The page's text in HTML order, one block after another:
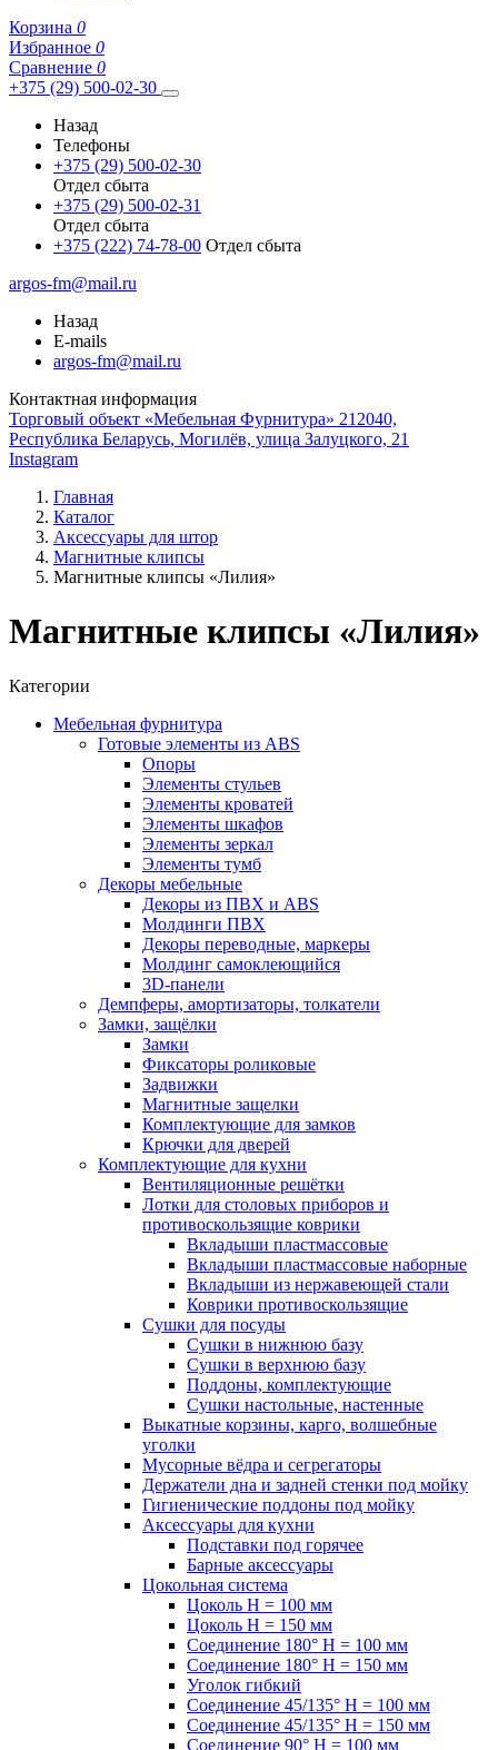
Корзина 0
Избранное 0
Сравнение 0
+375 (29) 500-02-30
Назад
Телефоны
+375 (29) 500-02-30
Отдел сбыта
+375 (29) 500-02-31
Отдел сбыта
+375 (222) 74-78-00 Отдел сбыта
argos-fm@mail.ru
Назад
E-mails
argos-fm@mail.ru
Контактная информация
Торговый объект «Мебельная Фурнитура» 212040,
Республика Беларусь, Могилёв, улица Залуцкого, 21
Instagram
Главная
Каталог
Аксессуары для штор
Магнитные клипсы
Магнитные клипсы «Лилия»
Магнитные клипсы «Лилия»
Категории
Мебельная фурнитура
Готовые элементы из ABS
Опоры
Элементы стульев
Элементы кроватей
Элементы шкафов
Элементы зеркал
Элементы тумб
Декоры мебельные
Декоры из ПВХ и ABS
Молдинги ПВХ
Декоры переводные, маркеры
Молдинг самоклеющийся
3D-панели
Демпферы, амортизаторы, толкатели
Замки, защёлки
Замки
Фиксаторы роликовые
Задвижки
Магнитные защелки
Комплектующие для замков
Крючки для дверей
Комплектующие для кухни
Вентиляционные решётки
Лотки для столовых приборов и
противоскользящие коврики
Вкладыши пластмассовые
Вкладыши пластмассовые наборные
Вкладыши из нержавеющей стали
Коврики противоскользящие
Сушки для посуды
Сушки в нижнюю базу
Сушки в верхнюю базу
Поддоны, комплектующие
Сушки настольные, настенные
Выкатные корзины, карго, волшебные
уголки
Мусорные вёдра и сегрегаторы
Держатели дна и задней стенки под мойку
Гигиенические поддоны под мойку
Аксессуары для кухни
Подставки под горячее
Барные аксессуары
Цокольная система
Цоколь H = 100 мм
Цоколь H = 150 мм
Соединение 180° H = 100 мм
Соединение 180° H = 150 мм
Уголок гибкий
Соединение 45/135° H = 100 мм
Соединение 45/135° H = 150 мм
Соединение 90° H = 100 мм